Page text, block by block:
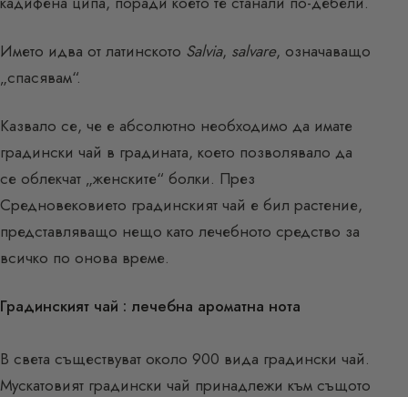
Името идва от латинското Salvia, salvare, означаващо
„спасявам“.
Казвало се, че е абсолютно необходимо да имате
градински чай в градината, което позволявало да
се облекчат „женските“ болки. През
Средновековието градинският чай е бил растение,
представляващо нещо като лечебното средство за
всичко по онова време.
Градинският чай : лечебна ароматна нота
В света съществуват около 900 вида градински чай.
Мускатовият градински чай принадлежи към същото